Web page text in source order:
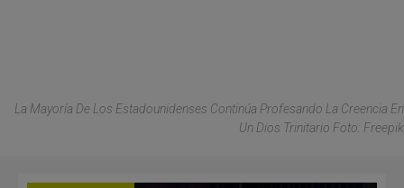
La Mayoría De Los Estadounidenses Continúa Profesando La Creencia En
Un Dios Trinitario Foto: Freepik